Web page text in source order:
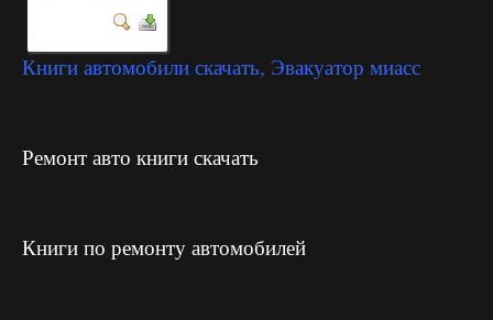
Книги автомобили скачать, Эвакуатор миасс
Ремонт авто книги скачать
Книги по ремонту автомобилей